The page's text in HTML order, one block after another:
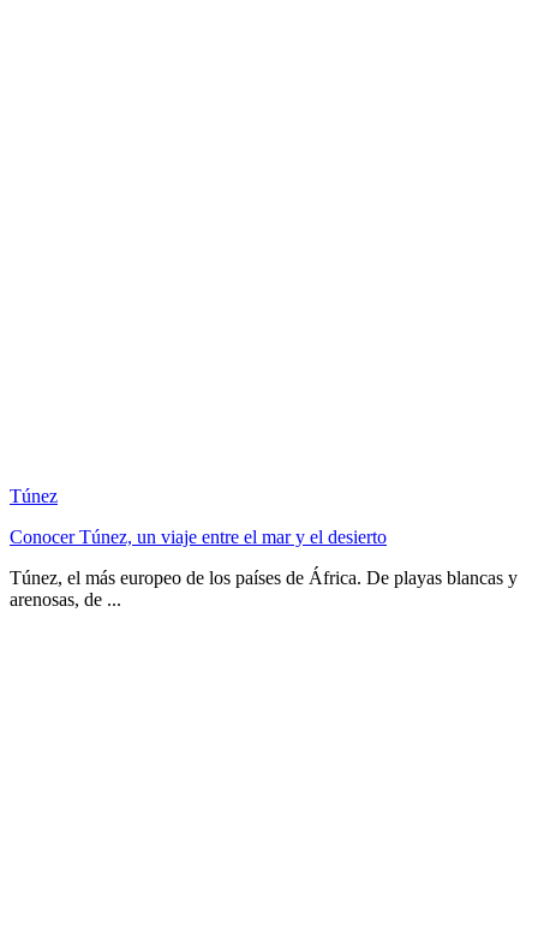
Túnez
Conocer Túnez, un viaje entre el mar y el desierto
Túnez, el más europeo de los países de África. De playas blancas y
arenosas, de ...